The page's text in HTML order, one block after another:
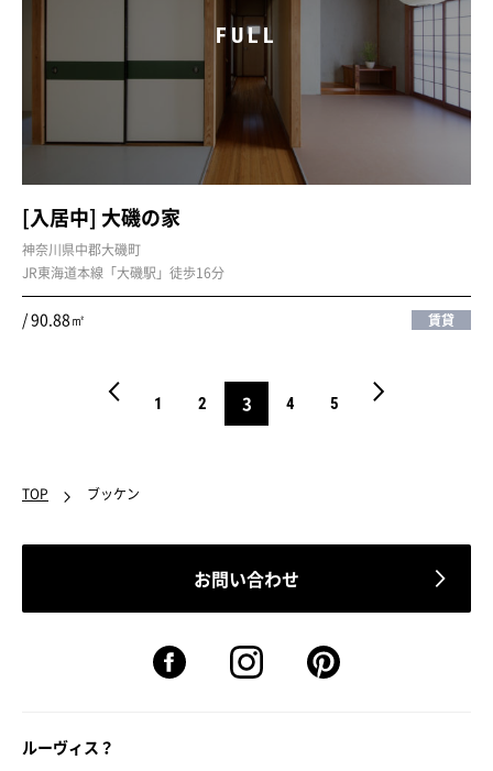
FULL
[入居中] 大磯の家
神奈川県中郡大磯町
JR東海道本線「大磯駅」徒歩16分
/ 90.88㎡ 賃貸
1 2 3 4 5
TOP ブッケン
お問い合わせ
ルーヴィス？